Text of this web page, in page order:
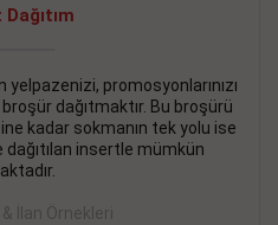
Dağıtım
yelpazenizi, promosyonlarınızı
dağıtmaktır. Bu broşürü
kadar sokmanın tek yolu ise
insertle mümkün
& İlan Örnekleri
- 11.09.2018
35 yaşını aşmamış, Depo
Şişli